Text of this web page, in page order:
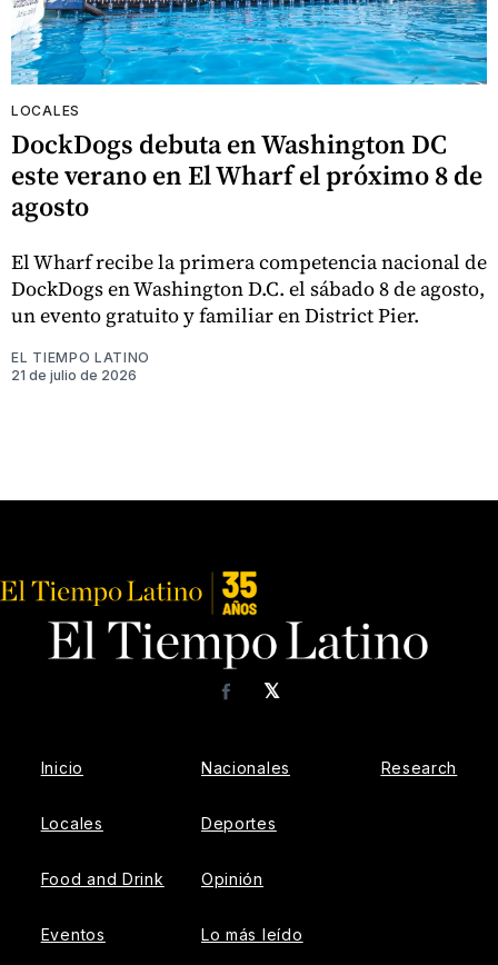
LOCALES
DockDogs debuta en Washington DC
este verano en El Wharf el próximo 8 de
agosto
El Wharf recibe la primera competencia nacional de
DockDogs en Washington D.C. el sábado 8 de agosto,
un evento gratuito y familiar en District Pier.
EL TIEMPO LATINO
21 de julio de 2026
𝕏
Facebook
Inicio
Locales
Food and Drink
Eventos
Nacionales
Deportes
Opinión
Lo más leído
Research